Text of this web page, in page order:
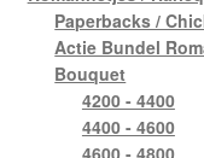
Paperbacks /
Actie Bundel
Bouquet
4200 - 4400
4400 - 4600